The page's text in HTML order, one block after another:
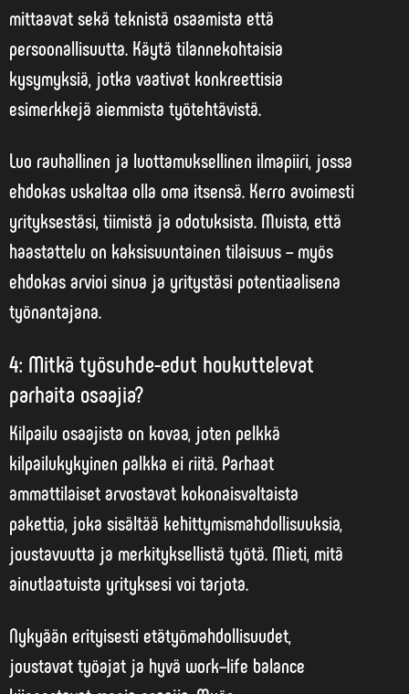
mittaavat sekä teknistä osaamista että
persoonallisuutta. Käytä tilannekohtaisia
kysymyksiä , jotka vaativat konkreettisia
esimerkkejä aiemmista työtehtävistä.
Luo rauhallinen ja luottamuksellinen ilmapiiri, jossa
ehdokas uskaltaa olla oma itsensä. Kerro avoimesti
yrityksestäsi, tiimistä ja odotuksista. Muista, että
haastattelu on kaksisuuntainen tilaisuus – myös
ehdokas arvioi sinua ja yritystäsi potentiaalisena
työnantajana.
4: Mitkä työsuhde-edut houkuttelevat
parhaita osaajia?
Kilpailu osaajista on kovaa, joten pelkkä
kilpailukykyinen palkka ei riitä. Parhaat
ammattilaiset arvostavat kokonaisvaltaista
pakettia , joka sisältää kehittymismahdollisuuksia,
joustavuutta ja merkityksellistä työtä. Mieti, mitä
ainutlaatuista yrityksesi voi tarjota.
Nykyään erityisesti etätyömahdollisuudet,
joustavat työajat ja hyvä work–life balance